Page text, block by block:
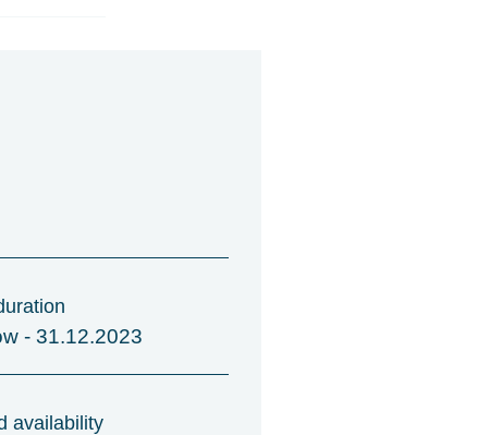
- 31.12.2023
availability